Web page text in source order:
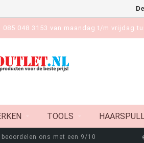
085 048 3153 van maandag t/m vrijdag
TOOLS
beoordelen ons met een 9/10